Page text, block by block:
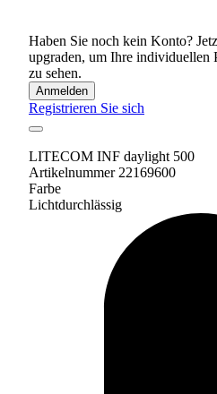
Haben Sie noch kein Konto?
upgraden, um Ihre individuellen
zu sehen.
Anmelden
Registrieren Sie sich
LITECOM INF daylight 500
Artikelnummer 22169600
Farbe
Lichtdurchlässig